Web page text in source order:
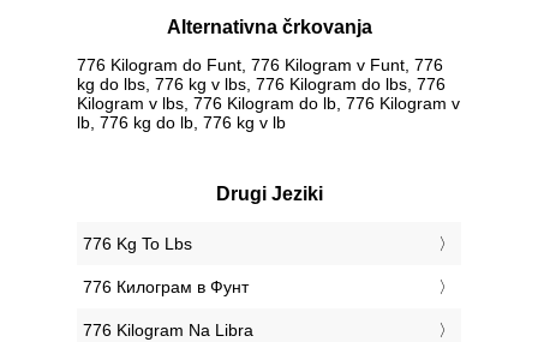
Alternativna črkovanja
776 Kilogram do Funt, 776 Kilogram v Funt, 776
kg do lbs, 776 kg v lbs, 776 Kilogram do lbs, 776
Kilogram v lbs, 776 Kilogram do lb, 776 Kilogram v
lb, 776 kg do lb, 776 kg v lb
Drugi Jeziki
‎776 Kg To Lbs
‎776 Килограм в Фунт
‎776 Kilogram Na Libra